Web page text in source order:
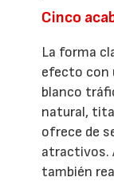
Cinco
La forma
efecto con
blanco
natural,
ofrece de
atractivos.
también